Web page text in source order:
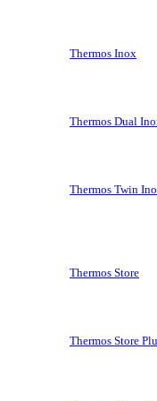
Thermos Inox
Thermos Dual
Thermos Twin
Thermos Store
Thermos Store